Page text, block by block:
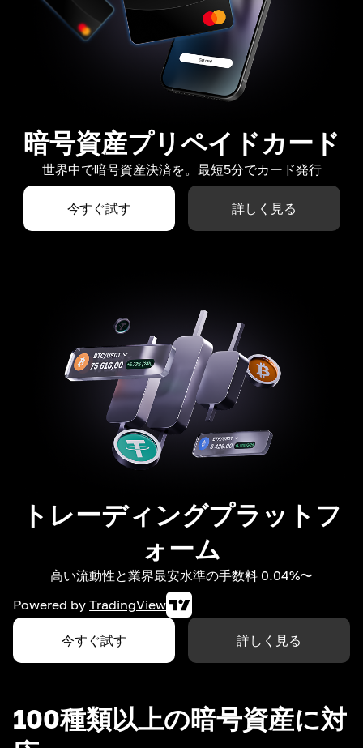
暗号資産プリペイドカード
世界中で暗号資産決済を。最短5分でカード発行
今すぐ試す 詳しく見る
トレーディングプラットフ
ォーム
高い流動性と業界最安水準の手数料 0.04%〜
Powered by TradingView
今すぐ試す 詳しく見る
100種類以上の暗号資産に対